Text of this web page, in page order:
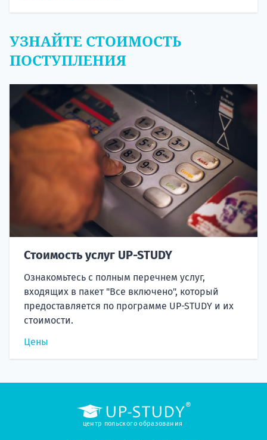
УЗНАЙТЕ СТОИМОСТЬ
ПОСТУПЛЕНИЯ
Стоимость услуг UP-STUDY
Ознакомьтесь с полным перечнем услуг,
входящих в пакет "Все включено", который
предоставляется по программе UP-STUDY и их
стоимости.
Цены
центр польского образования